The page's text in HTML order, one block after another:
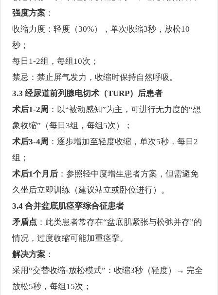
强度方案 ：
收缩力度：轻度（30%），单次收缩3秒，放松10
秒；
每日1-2组，每组10次；
禁忌：禁止屏气发力，收缩时保持自然呼吸。
3.3 经尿道前列腺电切术（TURP）后患者
术后1-2周 ：以“被动感知”为主，可进行无力度的“想
象收缩”（每日3组，每组5次）；
术后3-4周 ：逐步增加至轻度收缩，单次5秒，每日2
组；
术后1个月后 ：参照轻中度增生患者方案，但需避免
久坐后立即训练（建议站立或卧位进行）。
3.4 合并盆底肌痉挛综合征患者
矛盾点 ：此类患者常存在“盆底肌紧张与松弛并存”的
情况，过度收缩可能加重痉挛。
解决方案 ：
采用“交替收缩-放松模式”：收缩3秒（轻度）→ 完全
放松5秒，每组15次；